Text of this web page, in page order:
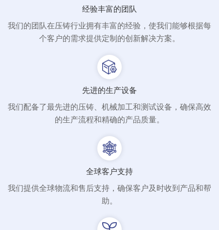
经验丰富的团队
我们的团队在压铸行业拥有丰富的经验，使我们能够根据每
个客户的需求提供定制的创新解决方案。
先进的生产设备
我们配备了最先进的压铸、机械加工和测试设备，确保高效
的生产流程和精确的产品质量。
全球客户支持
我们提供全球物流和售后支持，确保客户及时收到产品和帮
助。